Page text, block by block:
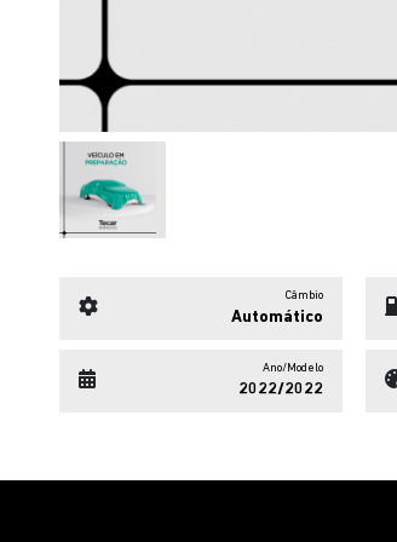
Câmbio
Automático
Ano/Modelo
2022/2022